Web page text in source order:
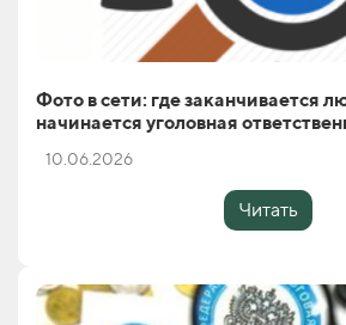
Фото в сети: где заканчивается
начинается уголовная
10.06.2026
Читать